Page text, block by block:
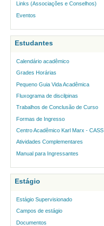
Social
Links (Associações e Conselhos)
Eventos
Estudantes
Calendário acadêmico
Grades Horárias
Pequeno Guia Vida Acadêmica
Fluxograma de discilpinas
Trabalhos de Conclusão de Curso
Formas de Ingresso
Centro Acadêmico Karl Marx - CASS
Atividades Complementares
Manual para Ingressantes
Estágio
Estágio Supervisionado
Campos de estágio
Documentos